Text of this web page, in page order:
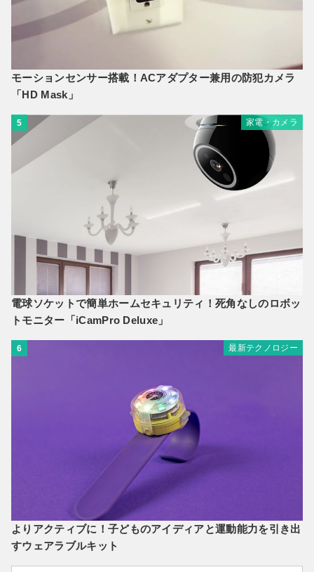
モーションセンサー搭載！ACアダプター兼用の防犯カメラ
「HD Mask」
5 家電・カメラ
電球ソケットで簡単ホームセキュリティ！死角なしのロボッ
トモニター「iCamPro Deluxe」
6 最新テクノロジー
よりアクティブに！子どものアイディアと運動能力を引き出
すウェアラブルキット